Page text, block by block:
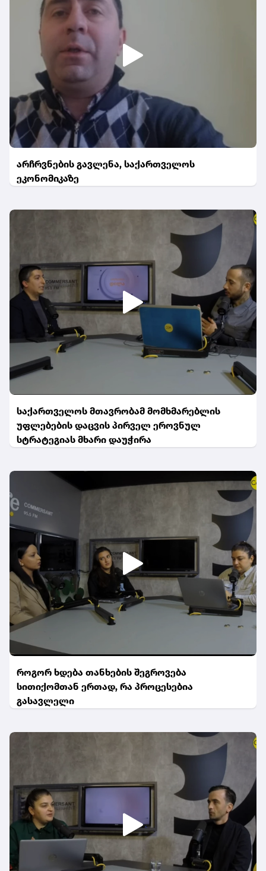
არჩრვნების გავლენა, საქართველოს
ეკონომიკაზე
საქართველოს მთავრობამ მომხმარებლის
უფლებების დაცვის პირველ ეროვნულ
სტრატეგიას მხარი დაუჭირა
როგორ ხდება თანხების შეგროვება
სითიქომთან ერთად, რა პროცესებია
გასავლელი